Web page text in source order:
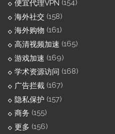
便宜代理VPN (154)
海外社交 (158)
海外购物 (161)
高清视频加速 (165)
游戏加速 (169)
学术资源访问 (168)
广告拦截 (167)
隐私保护 (157)
商务 (155)
更多 (156)